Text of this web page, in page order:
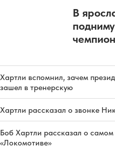
В
Хартли вспомнил, зачем
зашел в тренерскую
Хартли рассказал о звонке
Боб Хартли рассказал о
«Локомотиве»